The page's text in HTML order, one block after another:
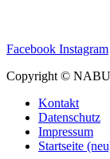
Facebook Instagram
Copyright © NABU
Kontakt
Datenschutz
Impressum
Startseite